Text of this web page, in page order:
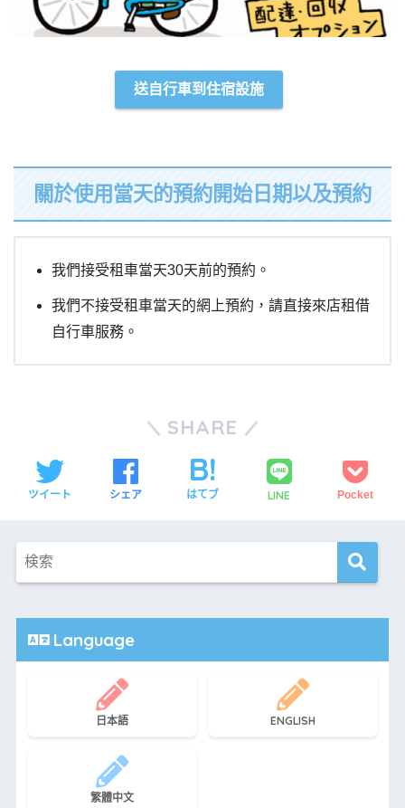
送自行車到住宿設施
關於使用當天的預約開始日期以及預約
我們接受租車當天30天前的預約。
我們不接受租車當天的網上預約，請直接來店租借
自行車服務。
SHARE
ツイート シェア はてブ LINE Pocket
Language
日本語 ENGLISH
繁體中文